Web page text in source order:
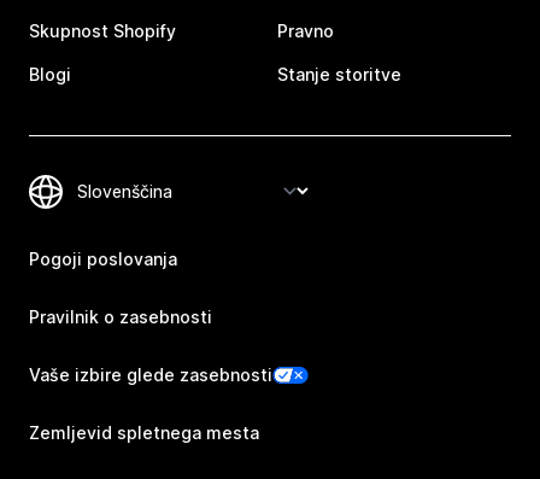
Skupnost Shopify
Blogi
Pravno
Stanje storitve
Pogoji poslovanja
Pravilnik o zasebnosti
Vaše izbire glede zasebnosti
Zemljevid spletnega mesta